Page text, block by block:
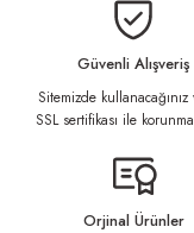
Görüş ve
Ürün resmi kalitesiz,
Ürün bilgilerinde hatalar
Güvenli Alışveriş
Sitemizde kullanacağınız
SSL sertifikası ile
Orjinal Ürünler